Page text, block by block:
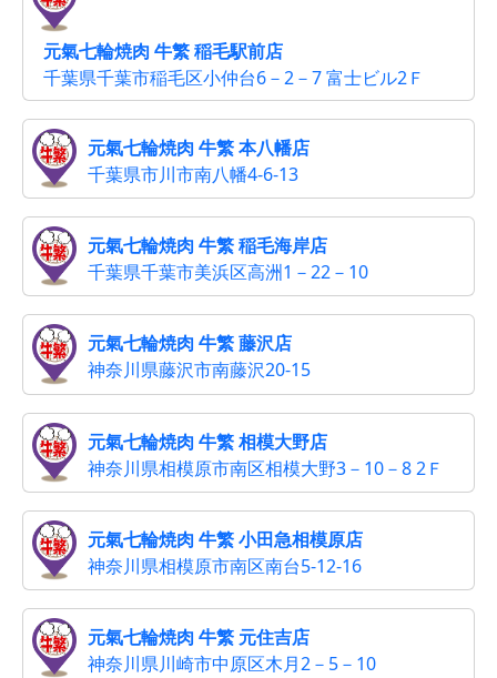
元氣七輪焼肉 牛繁 稲毛駅前店
千葉県千葉市稲毛区小仲台6－2－7 富士ビル2Ｆ
元氣七輪焼肉 牛繁 本八幡店
千葉県市川市南八幡4-6-13
元氣七輪焼肉 牛繁 稲毛海岸店
千葉県千葉市美浜区高洲1－22－10
元氣七輪焼肉 牛繁 藤沢店
神奈川県藤沢市南藤沢20-15
元氣七輪焼肉 牛繁 相模大野店
神奈川県相模原市南区相模大野3－10－8 2Ｆ
元氣七輪焼肉 牛繁 小田急相模原店
神奈川県相模原市南区南台5-12-16
元氣七輪焼肉 牛繁 元住吉店
神奈川県川崎市中原区木月2－5－10